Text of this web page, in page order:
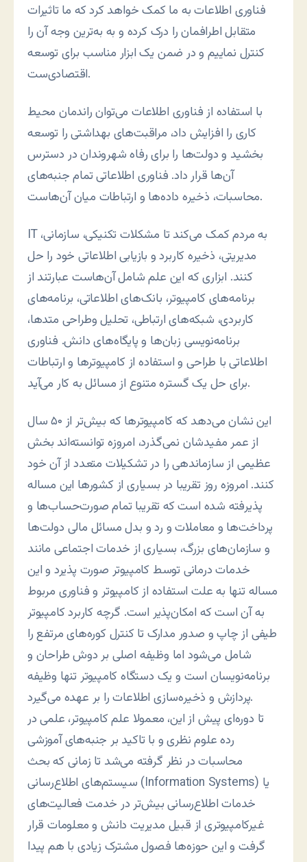
فناوری اطلاعات به ما کمک خواهد کرد که ما تاثیرات
متقابل اطرافمان را درک کرده و به به‌ترین وجه آن را
کنترل نماييم و در ضمن يک ابزار مناسب برای توسعه
اقتصادی‌ست.
با استفاده از فناوری اطلاعات می‌توان راندمان محيط
کاری را افزايش داد، مراقبت‌های بهداشتی را توسعه
بخشيد و دولت‌ها را برای رفاه شهروندان در دسترس
آن‌ها قرار داد. فناوری اطلاعاتی تمام جنبه‌های
محاسبات، ذخیره داده‌ها و ارتباطات ميان آن‌هاست.
IT به مردم کمک می‌کند تا مشکلات تکنيکی، سازمانی،
مديريتی، ذخيره کاربرد و بازيابی اطلاعاتی خود را حل
کنند. ابزاری که اين علم شامل آن‌هاست عبارتند از
برنامه‌های کامپيوتر، بانک‌های اطلاعاتی، برنامه‌های
کاربردی، شبکه‌های ارتباطی، تحليل وطراحی متدها،
برنامه‌نويسی زبان‌ها و پايگاه‌های دانش. فناوری
اطلاعاتی با طراحی و استفاده از کامپیوترها و ارتباطات
برای حل یک گستره متنوع از مسائل به کار می‌آيد.
اين نشان می‌دهد که کامپيوترها که بيش‌تر از ۵۰ سال
از عمر مفيدشان نمی‌گذرد، امروزه توانسته‌اند بخش
عظيمی از سازماندهی را در تشکيلات متعدد از آن خود
کنند. امروزه روز تقريبا در بسياری از کشورها اين مساله
پذيرفته شده است که تقریبا تمام صورت‌حساب‌ها و
پرداخت‌ها و معاملات و رد و بدل مسائل مالی دولت‌ها
و سازمان‌های بزرگ، بسياری از خدمات اجتماعی مانند
خدمات درمانی توسط کامپیوتر صورت پذيرد و اين
مساله تنها به علت استفاده از کامپيوتر و فناوری مربوط
به آن است که امکان‌پذير است. گرچه کاربرد کامپيوتر
طيفی از چاپ و صدور مدارک تا کنترل کوره‌های مرتفع را
شامل می‌شود اما وظيفه اصلی بر دوش طراحان و
برنامه‌نويسان است و يک دستگاه کامپيوتر تنها وظيفه
پردازش و ذخيره‌سازی اطلاعات را بر عهده می‌گيرد.
تا دوره‌ای پيش از اين، معمولا علم کامپیوتر، علمی در
رده علوم نظری و با تاکيد بر جنبه‌های آموزشی
محاسبات در نظر گرفته می‌شد تا زمانی که بحث
سيستم‌های اطلاع‌رسانی (Information Systems) یا
خدمات اطلاع‌رسانی بيش‌تر در خدمت فعاليت‌های
غيرکامپيوتری از قبيل مديريت دانش و معلومات قرار
گرفت و اين حوزه‌ها فصول مشترک زيادی با هم پيدا